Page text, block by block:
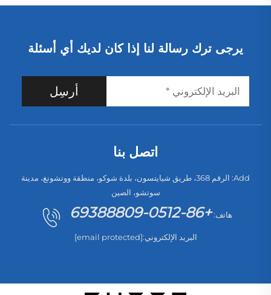
يرجى ترك رسالة لنا إذا كان لديك أي أسئلة
أرسِل
اتصل بنا
Add: الرقم 368، طريق شيايتسون، بلدة شوكو، منطقة ووتشونغ، مدينة
سوتشو، الصين
هاتف: +86-0512-69388809
البريد الإلكتروني:[email protected]